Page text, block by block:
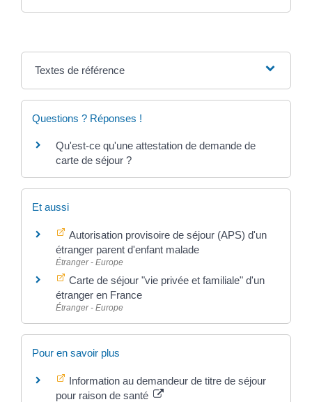
Textes de référence
Questions ? Réponses !
Qu'est-ce qu'une attestation de demande de
carte de séjour ?
Et aussi
Autorisation provisoire de séjour (APS) d'un
étranger parent d'enfant malade
Étranger - Europe
Carte de séjour "vie privée et familiale" d'un
étranger en France
Étranger - Europe
Pour en savoir plus
Information au demandeur de titre de séjour
pour raison de santé